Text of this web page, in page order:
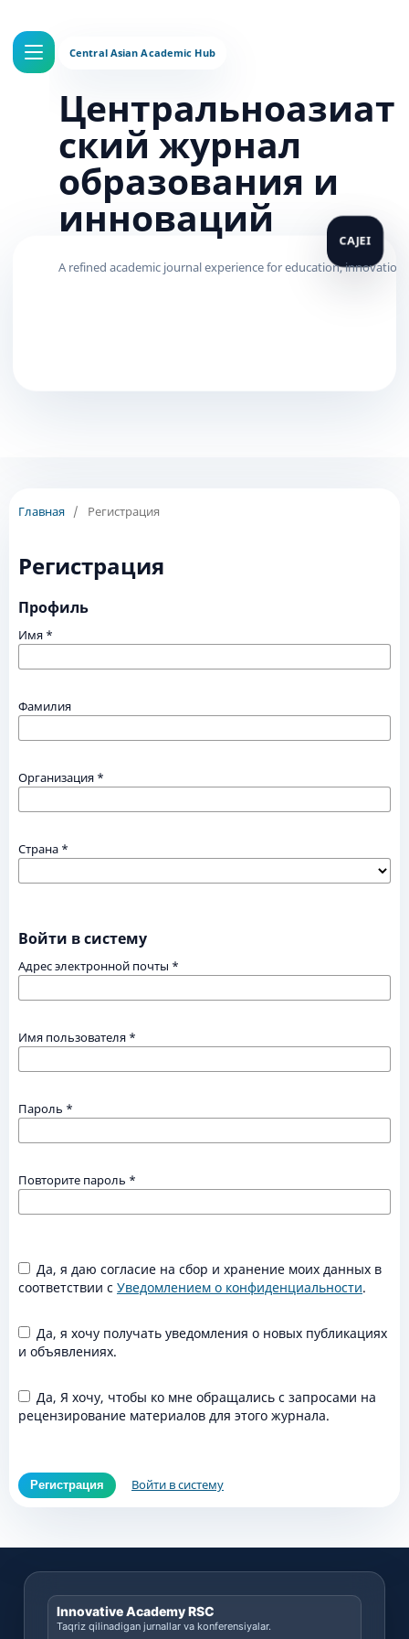
Центральноазиат
ский журнал
образования и
инноваций
Главная / Регистрация
Регистрация
Профиль
Имя *
Фамилия
Организация *
Страна *
Войти в систему
Адрес электронной почты *
Имя пользователя *
Пароль *
Повторите пароль *
Да, я даю согласие на сбор и хранение моих данных в
соответствии с Уведомлением о конфиденциальности.
Да, я хочу получать уведомления о новых публикациях
и объявлениях.
Да, Я хочу, чтобы ко мне обращались с запросами на
рецензирование материалов для этого журнала.
Регистрация Войти в систему
Innovative Academy RSC
Taqriz qilinadigan jurnallar va konferensiyalar.